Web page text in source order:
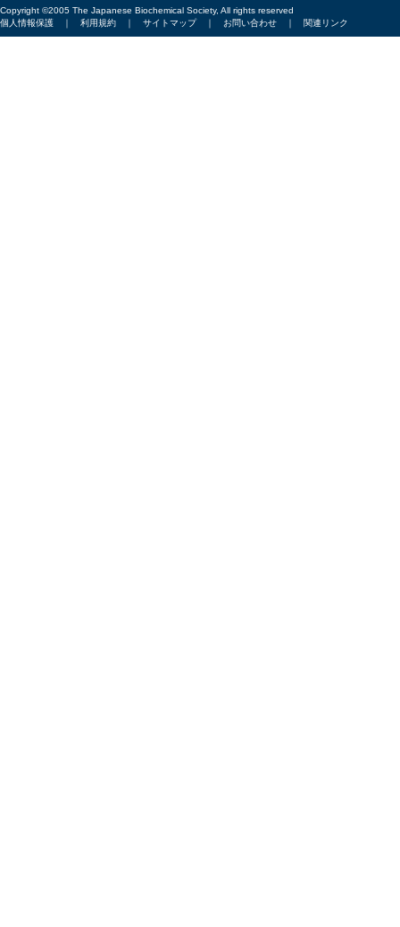
Copyright ©2005 The Japanese Biochemical Society, All rights reserved
個人情報保護 ｜ 利用規約 ｜ サイトマップ｜ お問い合わせ ｜ 関連リンク